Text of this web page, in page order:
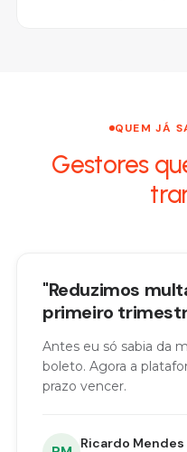
QUEM JÁ
Gestores
"Reduzimos
primeiro
Antes eu só sabia da
boleto. Agora a
prazo vencer.
Ricardo Mendes